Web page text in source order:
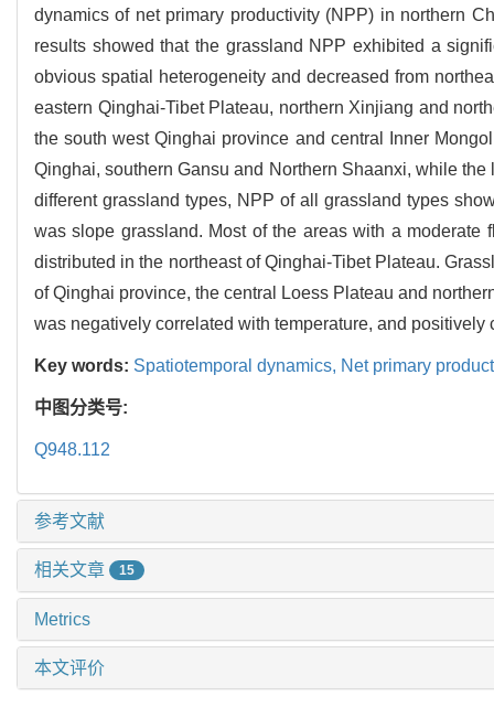
dynamics of net primary productivity (NPP) in northern
results showed that the grassland NPP exhibited a
obvious spatial heterogeneity and decreased from
eastern Qinghai-Tibet Plateau, northern Xinjiang and
the south west Qinghai province and central Inner
Qinghai, southern Gansu and Northern Shaanxi, while
different grassland types, NPP of all grassland types
was slope grassland. Most of the areas with a
distributed in the northeast of Qinghai-Tibet Plateau.
of Qinghai province, the central Loess Plateau and
was negatively correlated with temperature, and positively
Key words: Spatiotemporal dynamics, Net primary
中图分类号:
Q948.112
参考文献
相关文章 15
Metrics
本文评价